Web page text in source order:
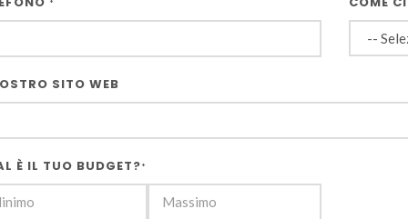
*
SITO WEB
È IL TUO BUDGET?*